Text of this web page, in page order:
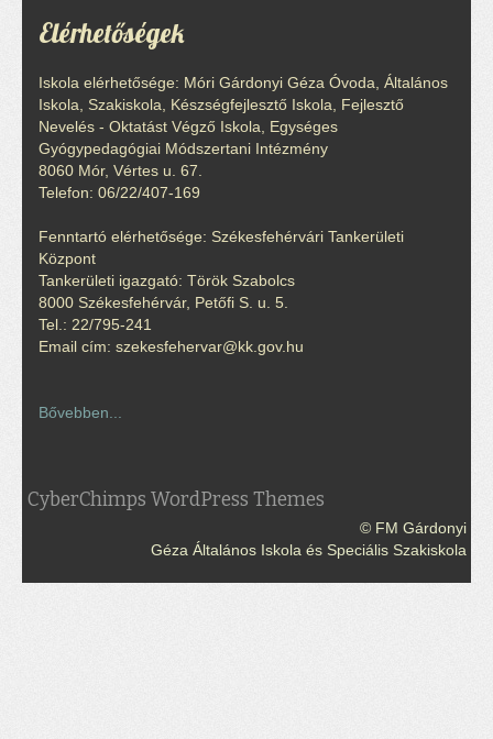
Elérhetőségek
Iskola elérhetősége: Móri Gárdonyi Géza Óvoda, Általános
Iskola, Szakiskola, Készségfejlesztő Iskola, Fejlesztő
Nevelés - Oktatást Végző Iskola, Egységes
Gyógypedagógiai Módszertani Intézmény
8060 Mór, Vértes u. 67.
Telefon: 06/22/407-169
Fenntartó elérhetősége: Székesfehérvári Tankerületi
Központ
Tankerületi igazgató: Török Szabolcs
8000 Székesfehérvár, Petőfi S. u. 5.
Tel.: 22/795-241
Email cím: szekesfehervar@kk.gov.hu
Bővebben...
CyberChimps WordPress Themes
© FM Gárdonyi
Géza Általános Iskola és Speciális Szakiskola